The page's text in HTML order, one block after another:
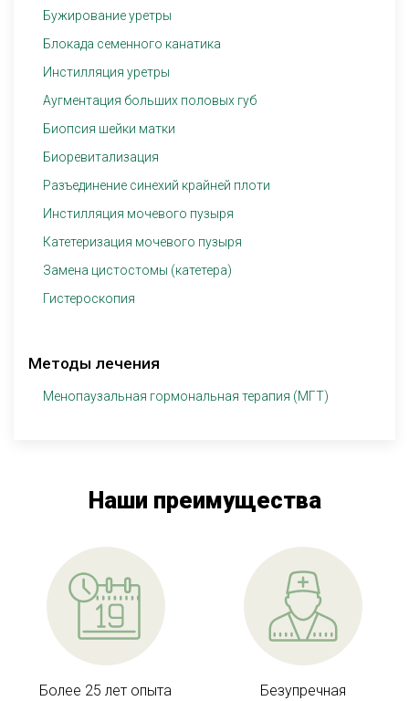
Бужирование уретры
Блокада семенного канатика
Инстилляция уретры
Аугментация больших половых губ
Биопсия шейки матки
Биоревитализация
Разъединение синехий крайней плоти
Инстилляция мочевого пузыря
Катетеризация мочевого пузыря
Замена цистостомы (катетера)
Гистероскопия
Методы лечения
Менопаузальная гормональная терапия (МГТ)
Наши преимущества
Более 25 лет опыта
Безупречная